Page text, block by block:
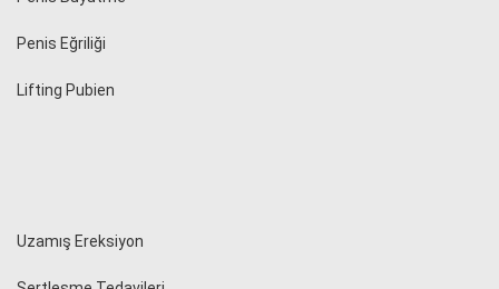
Penis Eğriliği
Lifting Pubien
Uzamış Ereksiyon